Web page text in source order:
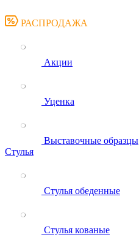
РАСПРОДАЖА
Акции
Уценка
Выставочные образцы
Стулья
Стулья обеденные
Стулья кованые